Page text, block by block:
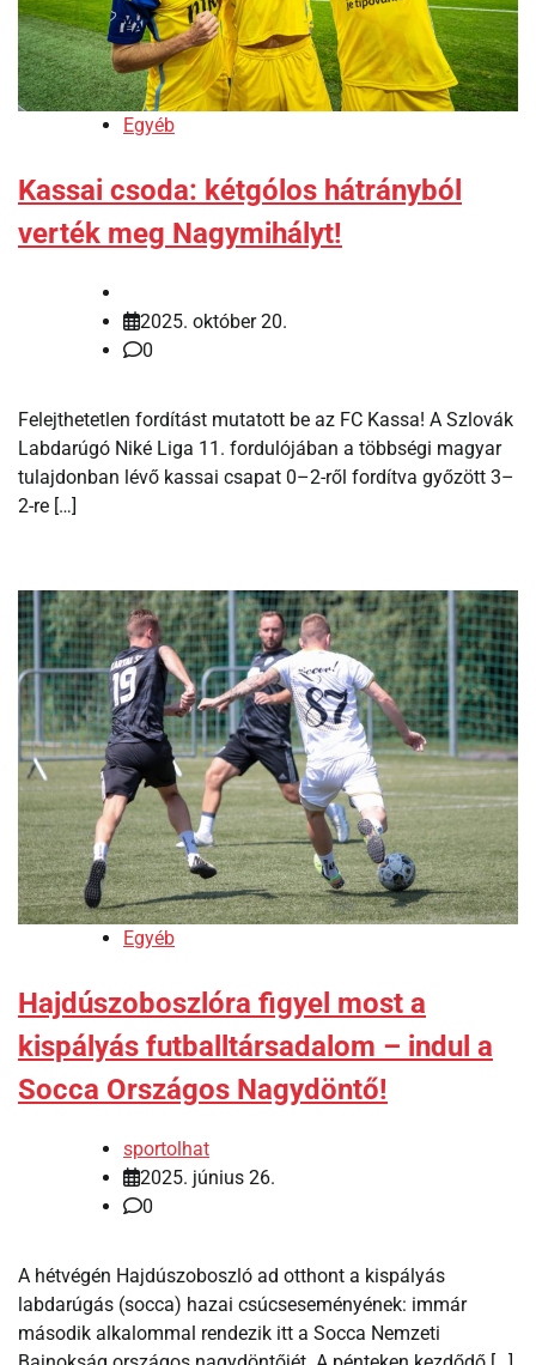
Egyéb
Kassai csoda: kétgólos hátrányból
verték meg Nagymihályt!
2025. október 20.
0
Felejthetetlen fordítást mutatott be az FC Kassa! A Szlovák
Labdarúgó Niké Liga 11. fordulójában a többségi magyar
tulajdonban lévő kassai csapat 0–2-ről fordítva győzött 3–
2-re […]
Egyéb
Hajdúszoboszlóra figyel most a
kispályás futballtársadalom – indul a
Socca Országos Nagydöntő!
sportolhat
2025. június 26.
0
A hétvégén Hajdúszoboszló ad otthont a kispályás
labdarúgás (socca) hazai csúcseseményének: immár
második alkalommal rendezik itt a Socca Nemzeti